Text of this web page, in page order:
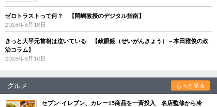
ゼロトラストって何？ 【岡嶋教授のデジタル指南】
2026年6月18日
きっと大平元首相は泣いている 【政眼鏡（せいがんきょう）－本田雅俊の政
治コラム】
2026年6月10日
グルメ もっと見る
セブン‐イレブン、カレー15商品を一斉投入 名店監修から冷